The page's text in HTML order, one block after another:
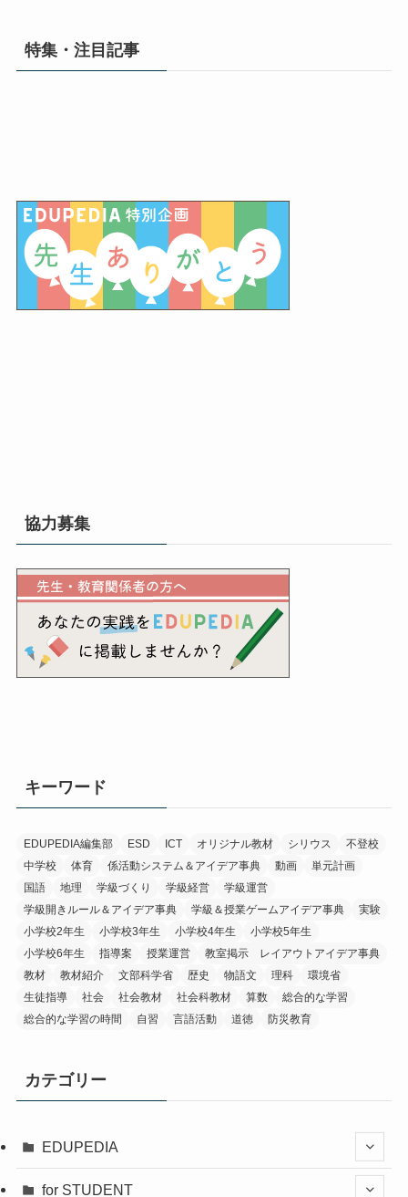
特集・注目記事
協力募集
キーワード
EDUPEDIA編集部 ESD ICT オリジナル教材 シリウス
不登校
中学校
体育 係活動システム＆アイデア事典 動画
単元計画
国語
地理 学級づくり 学級経営
学級運営
学級開きルール＆アイデア事典
学級＆授業ゲームアイデア事典
実験
小学校2年生
小学校3年生 小学校4年生
小学校5年生
小学校6年生
指導案 授業運営
教室掲示 レイアウトアイデア事典
教材
教材紹介 文部科学省 歴史 物語文 理科
環境省
生徒指導
社会 社会教材 社会科教材 算数
総合的な学習
総合的な学習の時間
自習 言語活動 道徳 防災教育
カテゴリー
EDUPEDIA
for STUDENT